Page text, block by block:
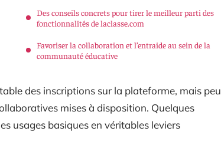
Des conseils concrets pour tirer le meilleur parti des
fonctionnalités de laclasse.com
Favoriser la collaboration et l’entraide au sein de la
communauté éducative
des inscriptions sur la plateforme, mais peu
mises à disposition. Quelques
usages basiques en véritables leviers